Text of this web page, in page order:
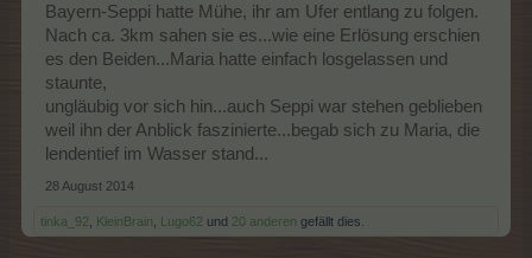
Bayern-Seppi hatte Mühe, ihr am Ufer entlang zu folgen.
Nach ca. 3km sahen sie es...wie eine Erlösung erschien
es den Beiden...Maria hatte einfach losgelassen und
staunte,
ungläubig vor sich hin...auch Seppi war stehen geblieben
weil ihn der Anblick faszinierte...begab sich zu Maria, die
lendentief im Wasser stand...
28 August 2014
tinka_92 KleinBrain Lugo62 und 20 anderen gefällt dies.